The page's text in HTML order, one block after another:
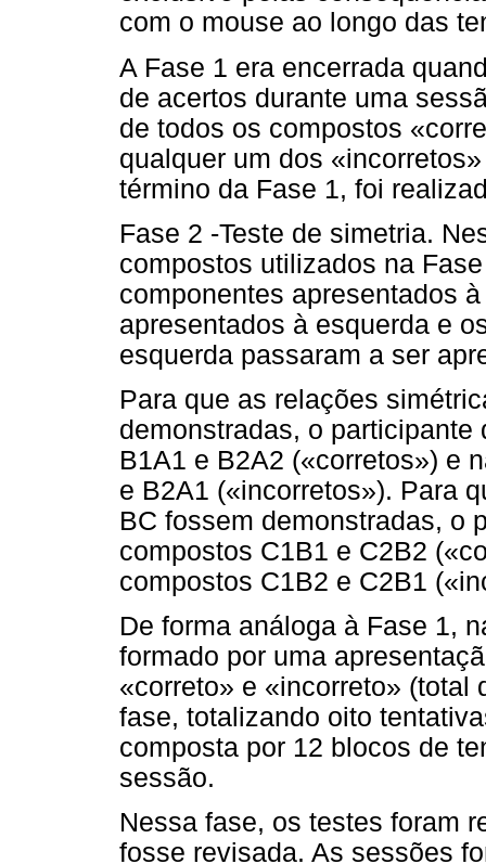
com o mouse ao longo das
A Fase 1 era encerrada
de acertos durante uma
de todos os compostos
qualquer um dos
término da Fase 1, foi
Fase 2 -Teste de simetria.
compostos utilizados na
componentes apresentados
apresentados à esquerda e
esquerda passaram a ser
Para que as relações
demonstradas, o
B1A1 e B2A2 («corretos») e
e B2A1 («incorretos»). Para
BC fossem demonstradas, o
compostos C1B1 e C2B2
compostos C1B2 e C2B1
De forma análoga à Fase 1,
formado por uma
«correto» e «incorreto» (total
fase, totalizando oito
composta por 12 blocos de
sessão.
Nessa fase, os testes foram
fosse revisada. As sessões